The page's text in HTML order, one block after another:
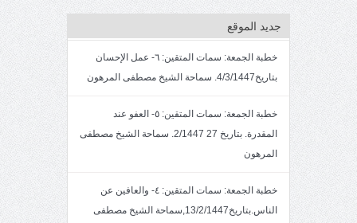
جديد الموقع
خطبة الجمعة: سمات المتقين: ٦- عمل الإحسان
بتاريخ4/3/1447. سماحة الشيخ مصطفى المرهون
خطبة الجمعة: سمات المتقين: ٥- العفو عند
المقدرة. بتاريخ 27 2/1447. سماحة الشيخ مصطفى
المرهون
خطبة الجمعة: سمات المتقين: ٤- والعافين عن
الناس.بتاريخ13/2/1447,سماحة الشيخ مصطفى